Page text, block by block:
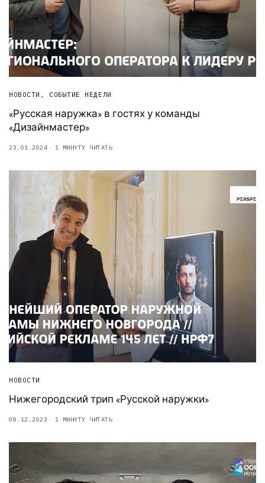
НОВОСТИ , СОБЫТИЕ НЕДЕЛИ
«Русская наружка» в гостях у команды
«Дизайнмастер»
23.01.2024 1 МИНУТУ ЧИТАТЬ
НОВОСТИ
Нижегородский трип «Русской наружки»
08.12.2023 1 МИНУТУ ЧИТАТЬ